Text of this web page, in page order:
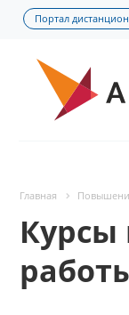
Портал
Главная
Курсы